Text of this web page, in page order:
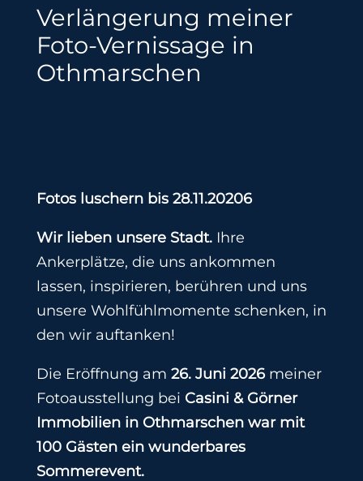
Verlängerung meiner
Foto-Vernissage in
Othmarschen
Fotos luschern bis 28.11.20206
Wir lieben unsere Stadt. Ihre
Ankerplätze, die uns ankommen
lassen, inspirieren, berühren und uns
unsere Wohlfühlmomente schenken, in
den wir auftanken!
Die Eröffnung am 26. Juni 2026meiner
Fotoausstellung bei Casini & Görner
Immobilien in Othmarschen war mit
100 Gästen ein wunderbares
Sommerevent.